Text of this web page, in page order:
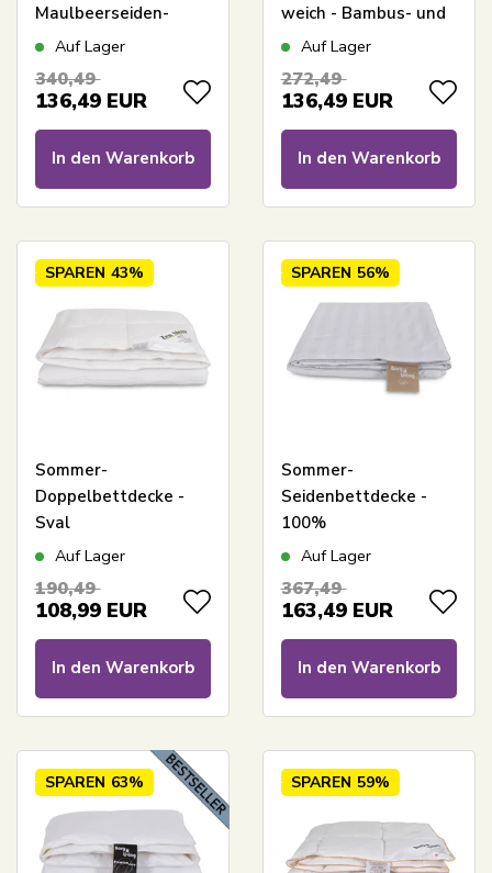
Maulbeerseiden-
Füllung -
Sommerdecke -
Auf Lager
340,49
136,49 EUR
In den Warenkorb
weich - Bambus- und
Dunenfasern -
Living
Auf Lager
272,49
136,49 EUR
In den Warenkorb
SPAREN 43%
Sommer-
Doppelbettdecke -
Sval
Faserdaunendecke -
Decke - 240x220 cm -
Auf Lager
190,49
108,99 EUR
In den Warenkorb
SPAREN 56%
Sommer-
Seidenbettdecke -
100%
Maulbeerseidenfüllung
temperaturregulierende
Auf Lager
367,49
163,49 EUR
In den Warenkorb
SPAREN 63% SPAREN 59%